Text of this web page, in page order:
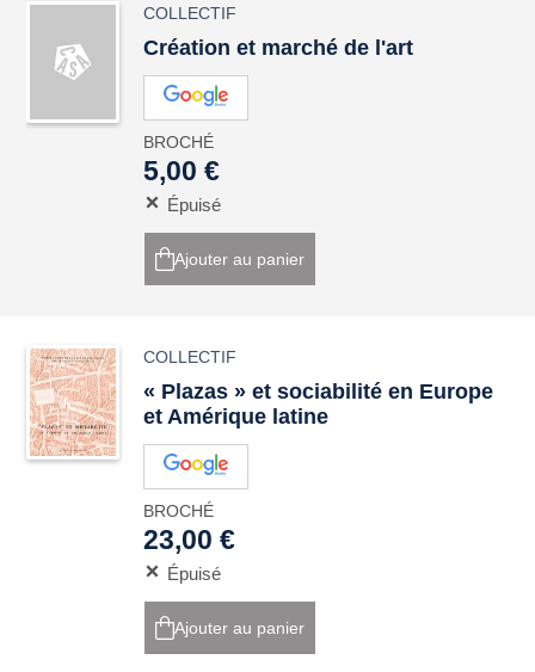
COLLECTIF
Création et marché de l'art
BROCHÉ
5,00 €
Épuisé
Ajouter au panier
COLLECTIF
« Plazas » et sociabilité en Europe
et Amérique latine
BROCHÉ
23,00 €
Épuisé
Ajouter au panier